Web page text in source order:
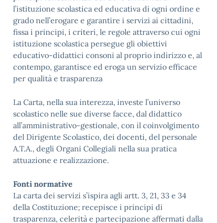
l’istituzione scolastica ed educativa di ogni ordine e
grado nell’erogare e garantire i servizi ai cittadini,
fissa i principi, i criteri, le regole attraverso cui ogni
istituzione scolastica persegue gli obiettivi
educativo-didattici consoni al proprio indirizzo e, al
contempo, garantisce ed eroga un servizio efficace
per qualità e trasparenza
La Carta, nella sua interezza, investe l’universo
scolastico nelle sue diverse facce, dal didattico
all’amministrativo-gestionale, con il coinvolgimento
del Dirigente Scolastico, dei docenti, del personale
A.T.A., degli Organi Collegiali nella sua pratica
attuazione e realizzazione.
Fonti normative
La carta dei servizi s’ispira agli artt. 3, 21, 33 e 34
della Costituzione; recepisce i principi di
trasparenza, celerità e partecipazione affermati dalla